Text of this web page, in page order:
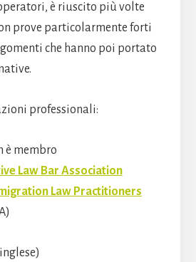
è riuscito più volte
prove particolarmente forti
che hanno poi portato
professionali:
è membro
Law Bar Association
Law Practitioners